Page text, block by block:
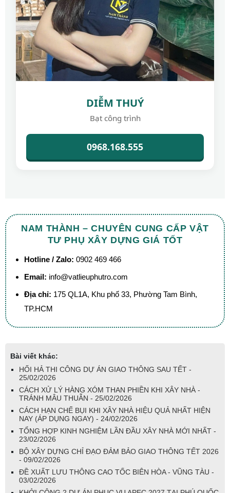
DIỄM THUÝ
Bạt công trình
0968.168.555
NAM THÀNH – CHUYÊN CUNG CẤP VẬT
TƯ PHỤ XÂY DỰNG GIÁ TỐT
Hotline / Zalo: 0902 469 466
Email: info@vatlieuphutro.com
Địa chỉ: 175 QL1A, Khu phố 33, Phường Tam Bình,
TP.HCM
Bài viết khác:
HỐI HẢ THI CÔNG DỰ ÁN GIAO THÔNG SAU TẾT -
25/02/2026
CÁCH XỬ LÝ HÀNG XÓM THAN PHIỀN KHI XÂY NHÀ -
TRÁNH MÂU THUẪN - 25/02/2026
CÁCH HẠN CHẾ BỤI KHI XÂY NHÀ HIỆU QUẢ NHẤT HIỆN
NAY (ÁP DỤNG NGAY) - 24/02/2026
TỔNG HỢP KINH NGHIỆM LẦN ĐẦU XÂY NHÀ MỚI NHẤT -
23/02/2026
BỘ XÂY DỰNG CHỈ ĐẠO ĐẢM BẢO GIAO THÔNG TẾT 2026
- 09/02/2026
ĐỀ XUẤT LƯU THÔNG CAO TỐC BIÊN HÒA - VŨNG TÀU -
03/02/2026